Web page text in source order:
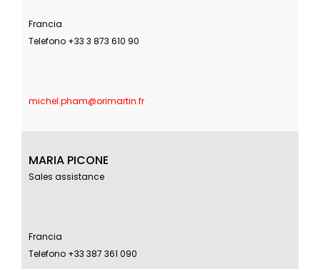
Francia
Telefono +33 3 873 610 90
michel.pham@orimartin.fr
MARIA PICONE
Sales assistance
Francia
Telefono +33 387 361 090